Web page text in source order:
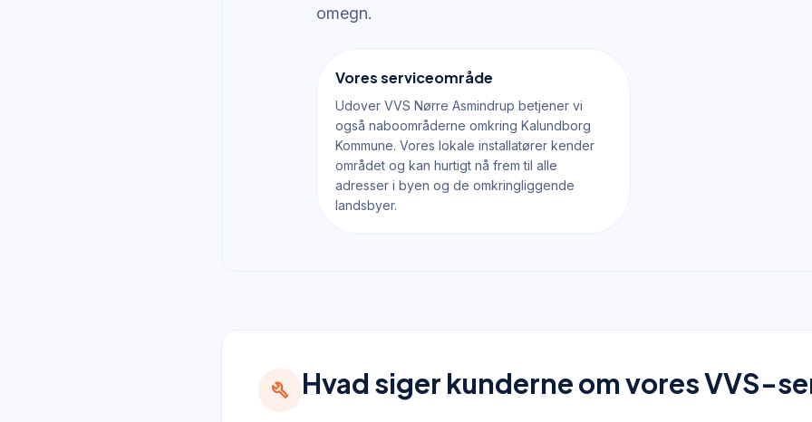
omegn.
Vores serviceområde
Udover VVS Nørre Asmindrup betjener vi
også naboområderne omkring Kalundborg
Kommune. Vores lokale installatører kender
området og kan hurtigt nå frem til alle
adresser i byen og de omkringliggende
landsbyer.
build Hvad siger kunderne om vores VVS-